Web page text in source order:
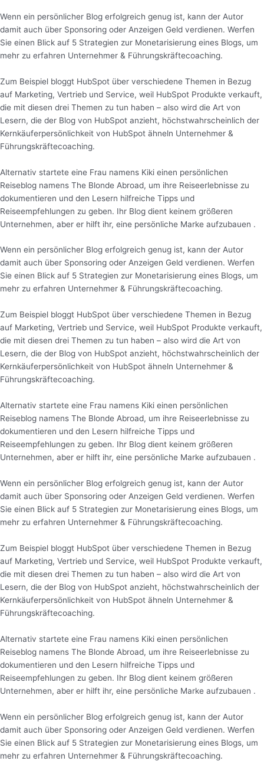
Wenn ein persönlicher Blog erfolgreich genug ist, kann der Autor
damit auch über Sponsoring oder Anzeigen Geld verdienen. Werfen
Sie einen Blick auf 5 Strategien zur Monetarisierung eines Blogs, um
mehr zu erfahren Unternehmer & Führungskräftecoaching.
Zum Beispiel bloggt HubSpot über verschiedene Themen in Bezug
auf Marketing, Vertrieb und Service, weil HubSpot Produkte verkauft,
die mit diesen drei Themen zu tun haben – also wird die Art von
Lesern, die der Blog von HubSpot anzieht, höchstwahrscheinlich der
Kernkäuferpersönlichkeit von HubSpot ähneln Unternehmer &
Führungskräftecoaching.
Alternativ startete eine Frau namens Kiki einen persönlichen
Reiseblog namens The Blonde Abroad, um ihre Reiseerlebnisse zu
dokumentieren und den Lesern hilfreiche Tipps und
Reiseempfehlungen zu geben. Ihr Blog dient keinem größeren
Unternehmen, aber er hilft ihr, eine persönliche Marke aufzubauen .
Wenn ein persönlicher Blog erfolgreich genug ist, kann der Autor
damit auch über Sponsoring oder Anzeigen Geld verdienen. Werfen
Sie einen Blick auf 5 Strategien zur Monetarisierung eines Blogs, um
mehr zu erfahren Unternehmer & Führungskräftecoaching.
Zum Beispiel bloggt HubSpot über verschiedene Themen in Bezug
auf Marketing, Vertrieb und Service, weil HubSpot Produkte verkauft,
die mit diesen drei Themen zu tun haben – also wird die Art von
Lesern, die der Blog von HubSpot anzieht, höchstwahrscheinlich der
Kernkäuferpersönlichkeit von HubSpot ähneln Unternehmer &
Führungskräftecoaching.
Alternativ startete eine Frau namens Kiki einen persönlichen
Reiseblog namens The Blonde Abroad, um ihre Reiseerlebnisse zu
dokumentieren und den Lesern hilfreiche Tipps und
Reiseempfehlungen zu geben. Ihr Blog dient keinem größeren
Unternehmen, aber er hilft ihr, eine persönliche Marke aufzubauen .
Wenn ein persönlicher Blog erfolgreich genug ist, kann der Autor
damit auch über Sponsoring oder Anzeigen Geld verdienen. Werfen
Sie einen Blick auf 5 Strategien zur Monetarisierung eines Blogs, um
mehr zu erfahren Unternehmer & Führungskräftecoaching.
Zum Beispiel bloggt HubSpot über verschiedene Themen in Bezug
auf Marketing, Vertrieb und Service, weil HubSpot Produkte verkauft,
die mit diesen drei Themen zu tun haben – also wird die Art von
Lesern, die der Blog von HubSpot anzieht, höchstwahrscheinlich der
Kernkäuferpersönlichkeit von HubSpot ähneln Unternehmer &
Führungskräftecoaching.
Alternativ startete eine Frau namens Kiki einen persönlichen
Reiseblog namens The Blonde Abroad, um ihre Reiseerlebnisse zu
dokumentieren und den Lesern hilfreiche Tipps und
Reiseempfehlungen zu geben. Ihr Blog dient keinem größeren
Unternehmen, aber er hilft ihr, eine persönliche Marke aufzubauen .
Wenn ein persönlicher Blog erfolgreich genug ist, kann der Autor
damit auch über Sponsoring oder Anzeigen Geld verdienen. Werfen
Sie einen Blick auf 5 Strategien zur Monetarisierung eines Blogs, um
mehr zu erfahren Unternehmer & Führungskräftecoaching.